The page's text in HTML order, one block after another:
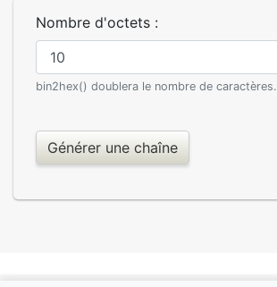
Nombre d'octets :
bin2hex() doublera le nombre de caractères.